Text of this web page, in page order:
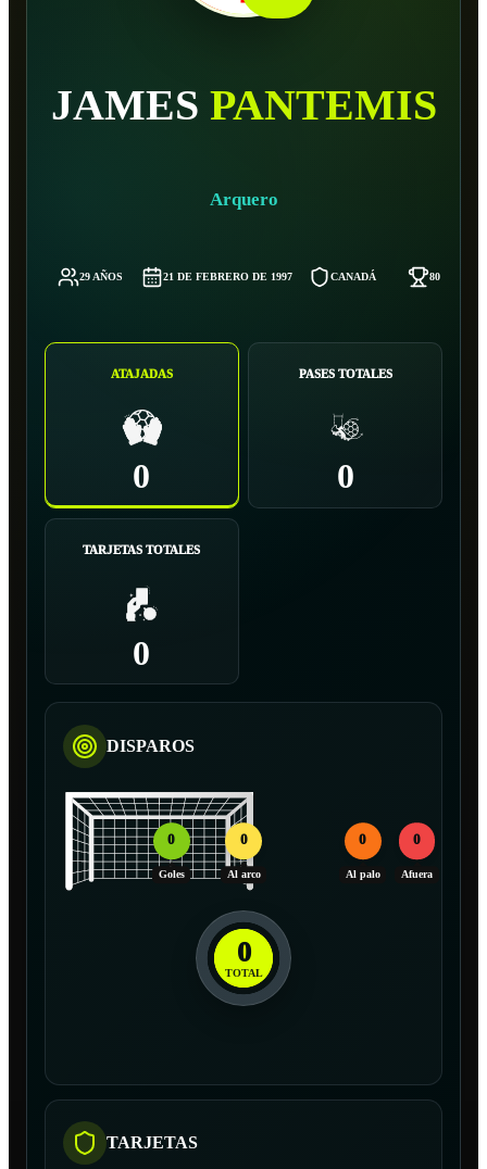
JAMES PANTEMIS
Arquero
29 AÑOS 21 DE FEBRERO DE 1997 CANADÁ 80 KG
ATAJADAS
0
PASES TOTALES
0
TARJETAS TOTALES
0
DISPAROS
0
Goles
0
Al arco
0
Al palo
0
Afuera
0
TOTAL
TARJETAS